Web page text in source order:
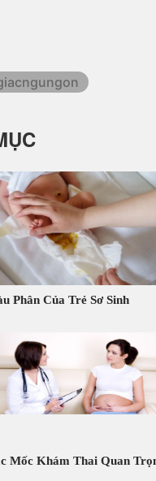
Phân Của Trẻ Sơ Sinh
Mốc Khám Thai Quan